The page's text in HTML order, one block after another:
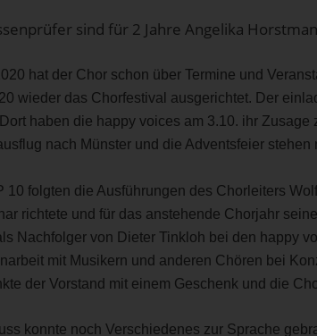
sind für 2 Jahre Angelika
hat der Chor schon über Termine und
wieder das Chorfestival ausgerichtet. Der
haben die happy voices am 3.10. ihr
nach Münster und die Adventsfeier stehen
10 folgten die Ausführungen des Chorleiters
richtete und für das anstehende Chorjahr
Nachfolger von Dieter Tinkloh bei den happy
mit Musikern und anderen Chören bei
der Vorstand mit einem Geschenk und die
konnte noch Verschiedenes zur Sprache